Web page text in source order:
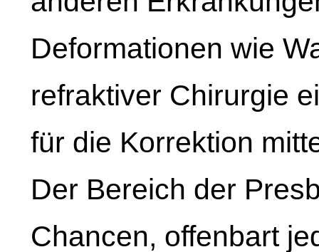
Deformationen wie
refraktiver Chirurgie
für die Korrektion
Der Bereich der
Chancen, offenbart